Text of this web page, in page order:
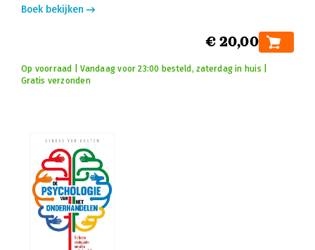
Boek bekijken
€ 20,00
Op voorraad | Vandaag voor 23:00 besteld, zaterdag in huis |
Gratis verzonden